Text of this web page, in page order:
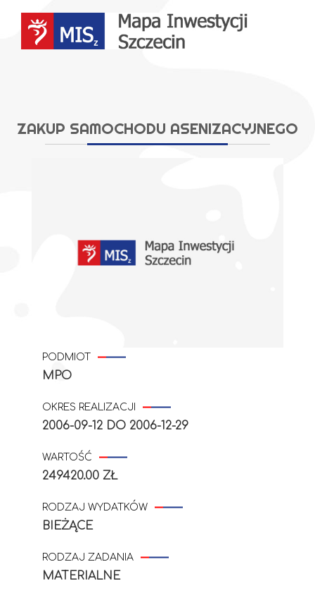
treści
ZAKUP SAMOCHODU ASENIZACYJNEGO
PODMIOT
MPO
OKRES REALIZACJI
2006-09-12 DO 2006-12-29
WARTOŚĆ
249420.00 ZŁ
RODZAJ WYDATKÓW
BIEŻĄCE
RODZAJ ZADANIA
MATERIALNE